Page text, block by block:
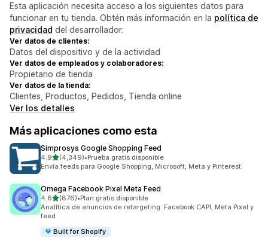
Esta aplicación necesita acceso a los siguientes datos para
funcionar en tu tienda. Obtén más información en la política de
privacidad del desarrollador.
Ver datos de clientes:
Datos del dispositivo y de la actividad
Ver datos de empleados y colaboradores:
Propietario de tienda
Ver datos de la tienda:
Clientes, Productos, Pedidos, Tienda online
Ver los detalles
Más aplicaciones como esta
Simprosys Google Shopping Feed
4.9de 5 estrellas
(4,349)
4349 reseñas en total
•Prueba gratis disponible
Envía feeds para Google Shopping, Microsoft, Meta y Pinterest
Omega Facebook Pixel Meta Feed
4.8de 5 estrellas
(876)
876 reseñas en total
•Plan gratis disponible
Analítica de anuncios de retargeting: Facebook CAPI, Meta Pixel y
feed
Built for Shopify